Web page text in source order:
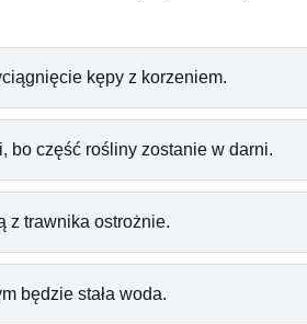
kępy z korzeniem.
bo część rośliny zostanie w darni.
z trawnika ostrożnie.
będzie stała woda.